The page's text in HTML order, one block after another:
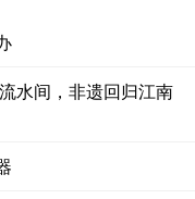
水间，非遗回归江南